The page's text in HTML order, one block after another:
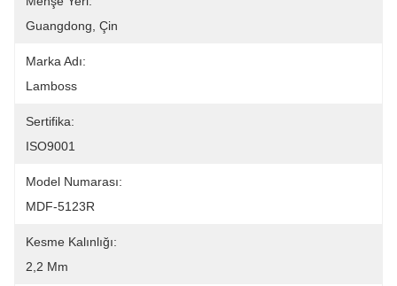
Guangdong, Çin
Marka Adı:
Lamboss
Sertifika:
ISO9001
Model Numarası:
MDF-5123R
Kesme Kalınlığı:
2,2 Mm